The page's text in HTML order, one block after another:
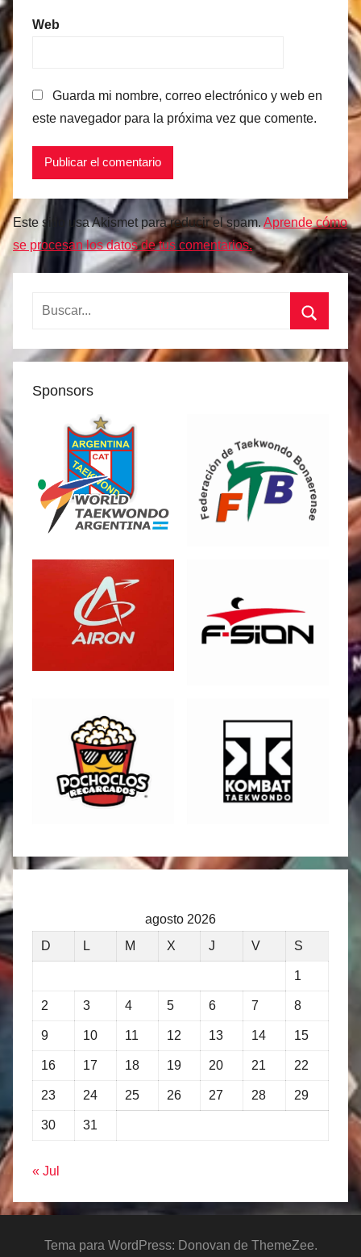
Web
Guarda mi nombre, correo electrónico y web en
este navegador para la próxima vez que comente.
Este sitio usa Akismet para reducir el spam. Aprende cómo
se procesan los datos de tus comentarios.
Buscar:
Sponsors
agosto 2026
D
L M X J V S
1
2 3 4 5 6 7 8
9 10 11 12 13 14 15
16 17 18 19 20 21 22
23 24 25 26 27 28 29
30 31
« Jul
Tema para WordPress: Donovan de ThemeZee.